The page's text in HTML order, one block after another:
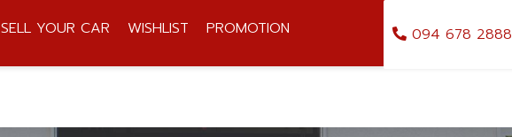
SELL YOUR CAR WISHLIST PROMOTION 094 678 2888